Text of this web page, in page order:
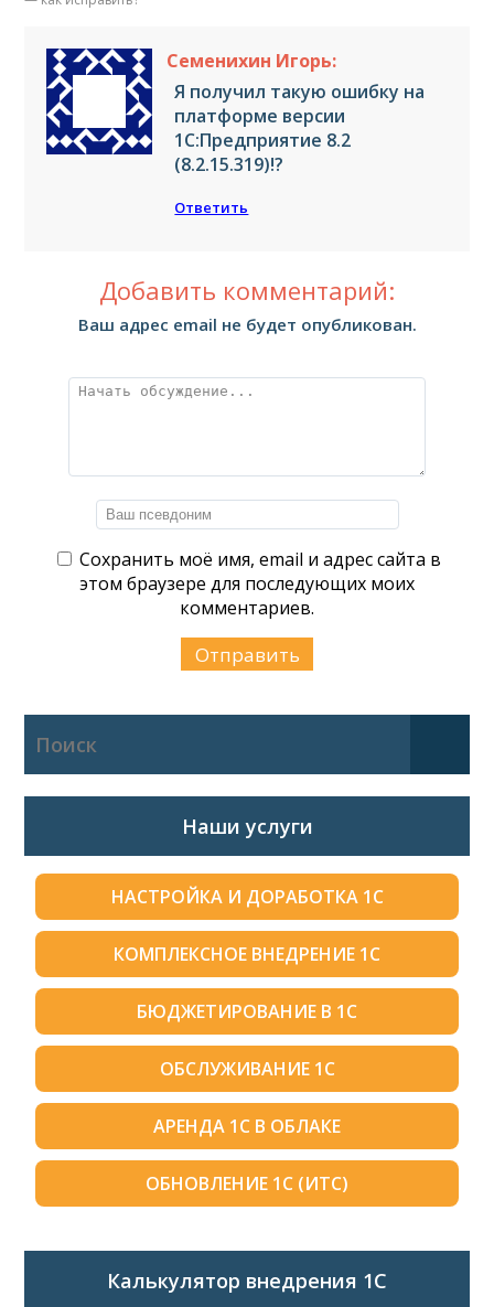
Семенихин Игорь:
Я получил такую ошибку на
платформе версии
1С:Предприятие 8.2
(8.2.15.319)!?
Ответить
Добавить комментарий:
Ваш адрес email не будет опубликован.
Сохранить моё имя, email и адрес сайта в
этом браузере для последующих моих
комментариев.
Наши услуги
НАСТРОЙКА И ДОРАБОТКА 1С
КОМПЛЕКСНОЕ ВНЕДРЕНИЕ 1С
БЮДЖЕТИРОВАНИЕ В 1С
ОБСЛУЖИВАНИЕ 1С
АРЕНДА 1С В ОБЛАКЕ
ОБНОВЛЕНИЕ 1С (ИТС)
Калькулятор внедрения 1C